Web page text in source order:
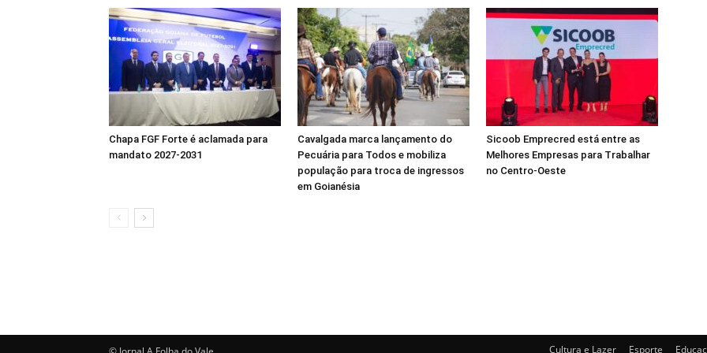
Chapa FGF Forte é aclamada para
mandato 2027-2031
Cavalgada marca lançamento do
Pecuária para Todos e mobiliza
população para troca de ingressos
em Goianésia
Sicoob Emprecred está entre as
Melhores Empresas para Trabalhar
no Centro-Oeste
Cultura e Lazer Esporte